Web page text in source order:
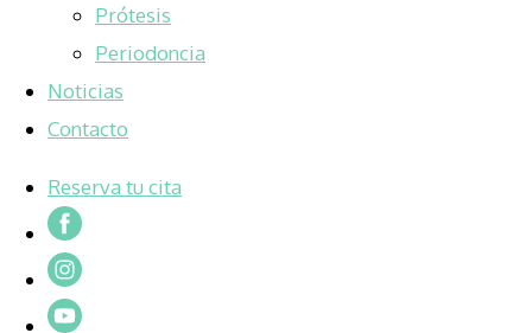
Prótesis
Periodoncia
Noticias
Contacto
Reserva tu cita